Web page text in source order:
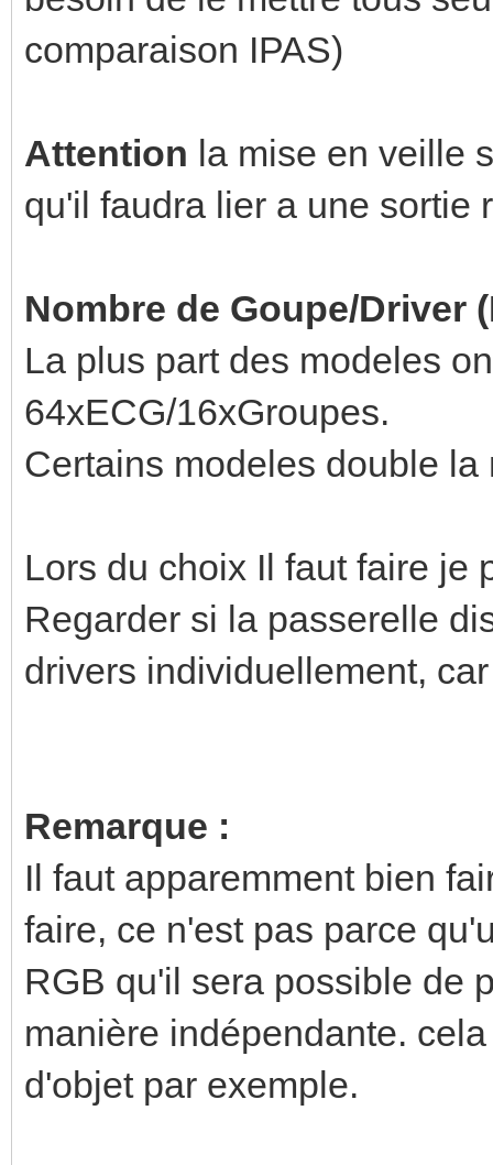
comparaison IPAS)
Attention la mise en veille
qu'il faudra lier a une sortie
Nombre de Goupe/Driver
La plus part des modeles
64xECG/16xGroupes.
Certains modeles double
Lors du choix Il faut faire je
Regarder si la passerelle
drivers individuellement,
Remarque :
Il faut apparemment bien
faire, ce n'est pas parce
RGB qu'il sera possible de
manière indépendante.
d'objet par exemple.